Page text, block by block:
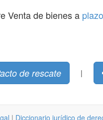
Venta de bienes a
de rescate |
| Diccionario jurídico de